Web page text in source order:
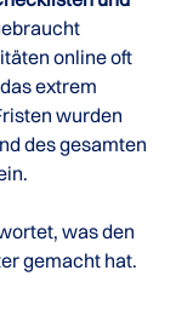
online oft
extrem
wurden
des gesamten
was den
gemacht hat.